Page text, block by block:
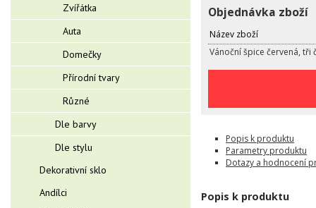
Zvířátka
Auta
Domečky
Přírodní tvary
Různé
Dle barvy
Dle stylu
Dekorativní sklo
Andílci
Objednávka zboží
Název zboží
Vánoční špice červená, tři
Popis k produktu
Parametry produktu
Dotazy a hodnocení
Popis k produktu